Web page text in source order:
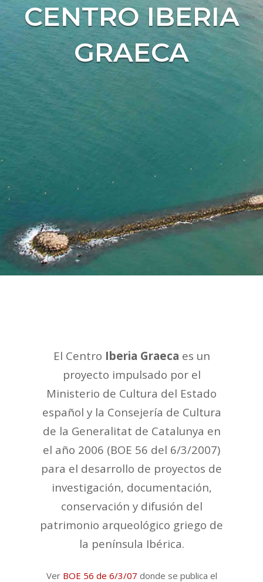
CENTRO IBERIA
GRAECA
El Centro Iberia Graeca es un
proyecto impulsado por el
Ministerio de Cultura del Estado
español y la Consejería de Cultura
de la Generalitat de Catalunya en
el año 2006 (BOE 56 del 6/3/2007)
para el desarrollo de proyectos de
investigación, documentación,
conservación y difusión del
patrimonio arqueológico griego de
la península Ibérica.
Ver BOE 56 de 6/3/07 donde se publica el